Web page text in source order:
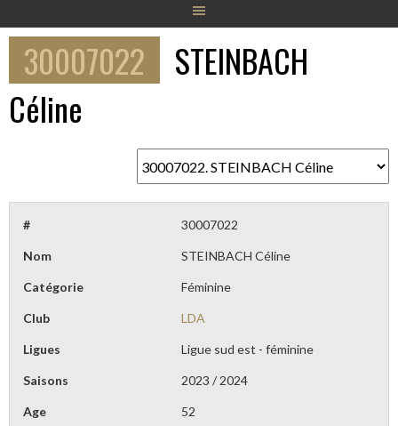
30007022
STEINBACH
Céline
# 30007022
Nom STEINBACH Céline
Catégorie Féminine
Club LDA
Ligues Ligue sud est - féminine
Saisons 2023 / 2024
Age 52